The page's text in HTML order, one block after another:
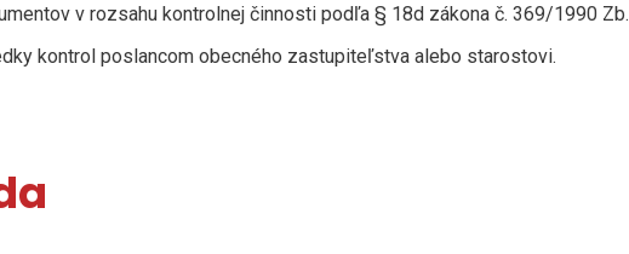
v rozsahu kontrolnej činnosti podľa § 18d zákona č. 369/1990 Zb.
kontrol poslancom obecného zastupiteľstva alebo starostovi.